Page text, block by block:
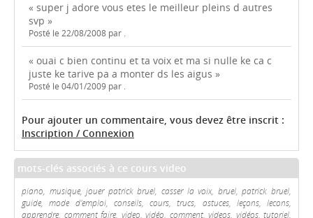
« super j adore vous etes le meilleur pleins d autres
svp »
Posté le 22/08/2008 par .
« ouai c bien continu et ta voix et ma si nulle ke ca c
juste ke tarive pa a monter ds les aigus »
Posté le 04/01/2009 par .
Pour ajouter un commentaire, vous devez être inscrit :
Inscription / Connexion
mots-clés associés à ce cours video
piano, musique, jouer patrick bruel, casser la voix, bruel, patrick bruel,
guide, mode d'emploi, conseils, cours, trucs, astuces, leçons, lecons,
apprendre, comment faire, video, vidéo, comment, videos, vidéos, tutoriel,